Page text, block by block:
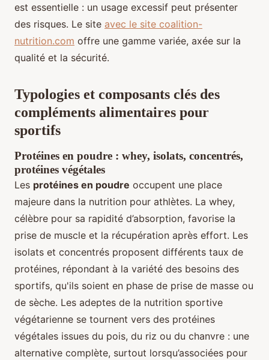
est essentielle : un usage excessif peut présenter
des risques. Le site avec le site coalition-
nutrition.com offre une gamme variée, axée sur la
qualité et la sécurité.
Typologies et composants clés des
compléments alimentaires pour
sportifs
Protéines en poudre : whey, isolats, concentrés,
protéines végétales
Les protéines en poudre occupent une place
majeure dans la nutrition pour athlètes. La whey,
célèbre pour sa rapidité d’absorption, favorise la
prise de muscle et la récupération après effort. Les
isolats et concentrés proposent différents taux de
protéines, répondant à la variété des besoins des
sportifs, qu'ils soient en phase de prise de masse ou
de sèche. Les adeptes de la nutrition sportive
végétarienne se tournent vers des protéines
végétales issues du pois, du riz ou du chanvre : une
alternative complète, surtout lorsqu’associées pour